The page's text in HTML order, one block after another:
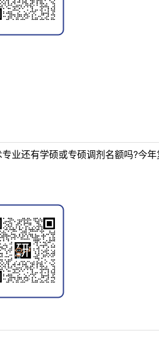
业还有学硕或专硕调剂名额吗?今